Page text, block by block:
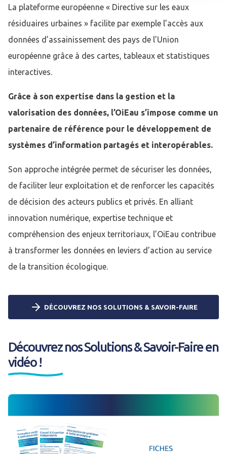
La plateforme européenne « Directive sur les eaux
résiduaires urbaines » facilite par exemple l’accès aux
données d’assainissement des pays de l’Union
européenne grâce à des cartes, tableaux et statistiques
interactives.
Grâce à son expertise dans la gestion et la
valorisation des données, l’OiEau s’impose comme un
partenaire de référence pour le développement de
systèmes d’information partagés et interopérables.
Son approche intégrée permet de sécuriser les données,
de faciliter leur exploitation et de renforcer les capacités
de décision des acteurs publics et privés. En alliant
innovation numérique, expertise technique et
compréhension des enjeux territoriaux, l’OiEau contribue
à transformer les données en leviers d’action au service
de la transition écologique.
DÉCOUVREZ NOS SOLUTIONS & SAVOIR-FAIRE
Découvrez nos Solutions & Savoir-Faire en
vidéo !